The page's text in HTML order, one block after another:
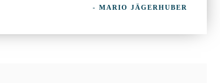
- MARIO JÄGERHUBER